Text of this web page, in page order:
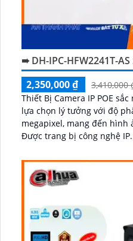
➠ DH-IPC-HFW2241T-
2,350,000 ₫
3,410,000
Thiết Bị Camera IP POE sắc
lựa chọn lý tưởng với độ
megapixel, mang đến hình
Được trang bị công nghệ